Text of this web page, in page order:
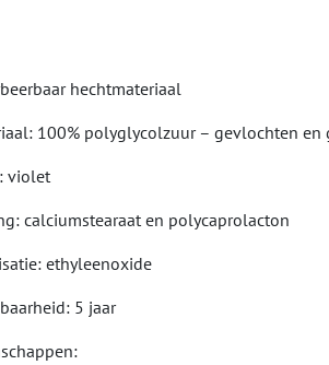
hechtmateriaal
100% polyglycolzuur – gevlochten en
violet
calciumstearaat en polycaprolacton
ethyleenoxide
5 jaar